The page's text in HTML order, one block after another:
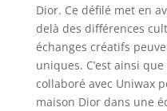
Dior. Ce défilé met en
delà des différences
échanges créatifs
uniques. C’est ainsi
collaboré avec Uniwax
maison Dior dans une